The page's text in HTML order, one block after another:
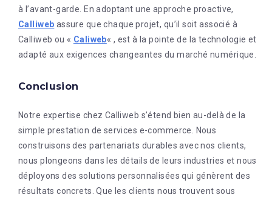
à l’avant-garde. En adoptant une approche proactive,
Calliweb assure que chaque projet, qu’il soit associé à
Calliweb ou « Caliweb« , est à la pointe de la technologie et
adapté aux exigences changeantes du marché numérique.
Conclusion
Notre expertise chez Calliweb s’étend bien au-delà de la
simple prestation de services e-commerce. Nous
construisons des partenariats durables avec nos clients,
nous plongeons dans les détails de leurs industries et nous
déployons des solutions personnalisées qui génèrent des
résultats concrets. Que les clients nous trouvent sous